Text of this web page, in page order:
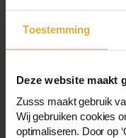
Toestemming
Deze website maakt
Zusss maakt gebruik
Wij gebruiken cookies
optimaliseren. Door op
Weiß/schwarz
9,99 € 5,00 €
Verkauf